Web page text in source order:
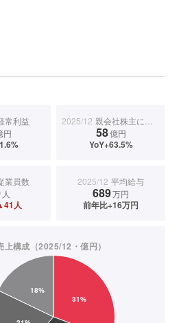
常利益
円
2025/12 親会社株主に帰属する当期純利益
58億円
YoY+63.5%
業員数
人
人
2025/12 平均給与
689万円
前年比+16万円
上構成（2025/12・億円）